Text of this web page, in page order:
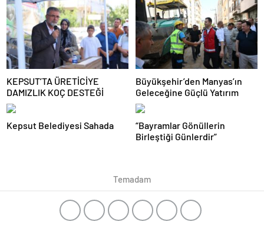
KEPSUT’TA ÜRETİCİYE
DAMIZLIK KOÇ DESTEĞİ
Büyükşehir’den Manyas’ın
Geleceğine Güçlü Yatırım
Kepsut Belediyesi Sahada
“Bayramlar Gönüllerin
Birleştiği Günlerdir”
Temadam